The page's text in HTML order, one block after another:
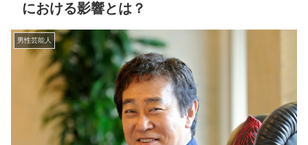
における影響とは？
男性芸能人